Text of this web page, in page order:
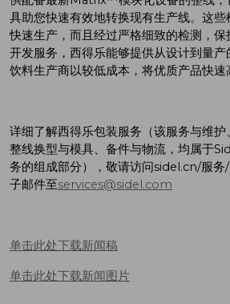
具助您快速有效地转换现有生产线。这
快速生产，而且经过严格细致的检测，
开发服务，西得乐能够提供从设计到量
饮料生产商以较低成本，将优质产品快速
详细了解西得乐包装服务（该服务与维护
整线换型与模具、备件与物流，均属于
务的组成部分），敬请访问sidel.cn/服
子邮件至services@sidel.com
单击此处下载新闻稿
单击此处下载新闻图片